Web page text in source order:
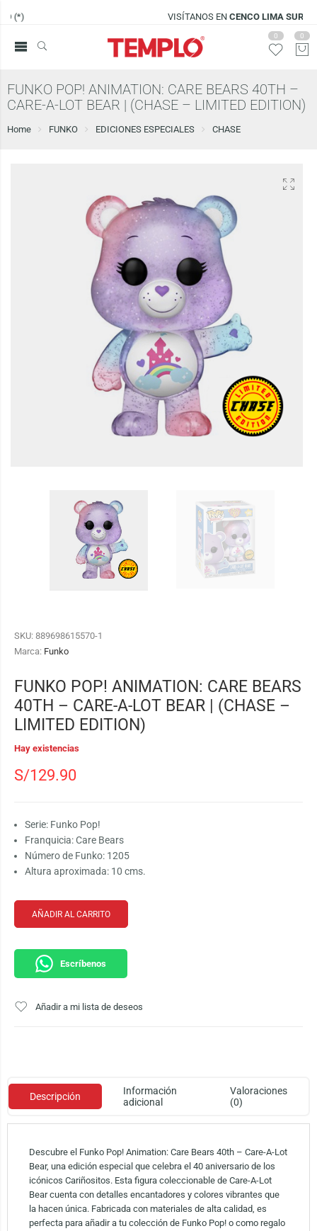
CENCO LIMA SUR
0 0
FUNKO POP! ANIMATION: CARE BEARS 40TH –
CARE-A-LOT BEAR | (CHASE – LIMITED EDITION)
Home FUNKO EDICIONES ESPECIALES CHASE
SKU: 889698615570-1
Marca: Funko
FUNKO POP! ANIMATION: CARE BEARS
40TH – CARE-A-LOT BEAR | (CHASE –
LIMITED EDITION)
Hay existencias
S/129.90
Serie: Funko Pop!
Franquicia: Care Bears
Número de Funko: 1205
Altura aproximada: 10 cms.
AÑADIR AL CARRITO
Escríbenos
Añadir a mi lista de deseos
Descripción
Información
adicional
Valoraciones
(0)
Descubre el Funko Pop! Animation: Care Bears 40th – Care-A-Lot
Bear, una edición especial que celebra el 40 aniversario de los
icónicos Cariñositos. Esta figura coleccionable de Care-A-Lot
Bear cuenta con detalles encantadores y colores vibrantes que
la hacen única. Fabricada con materiales de alta calidad, es
perfecta para añadir a tu colección de Funko Pop! o como regalo